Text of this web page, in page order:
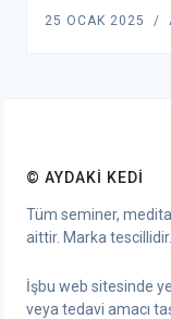
25 OCAK 2025
© AYDAKI KEDI
Tüm seminer,
aittir. Marka tescillidir.
İşbu web sitesinde
veya tedavi amacı